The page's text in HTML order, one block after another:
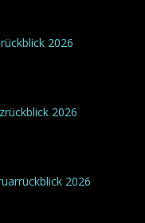
2026
2026
2026